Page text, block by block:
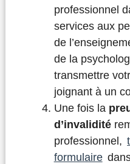
professionnel
services aux
de
de la
transmettre
joignant à un
Une fois la
d’invalidité
professionnel,
formulaire